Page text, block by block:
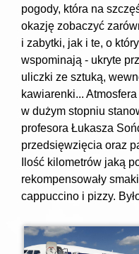
pogody, która na
okazję zobaczyć
i zabytki, jak i te, o
wspominają - ukryte
uliczki ze sztuką,
kawiarenki...
w dużym stopniu
profesora Łukasza
przedsięwzięcia oraz
Ilość kilometrów jaką
rekompensowały
cappuccino i pizzy.